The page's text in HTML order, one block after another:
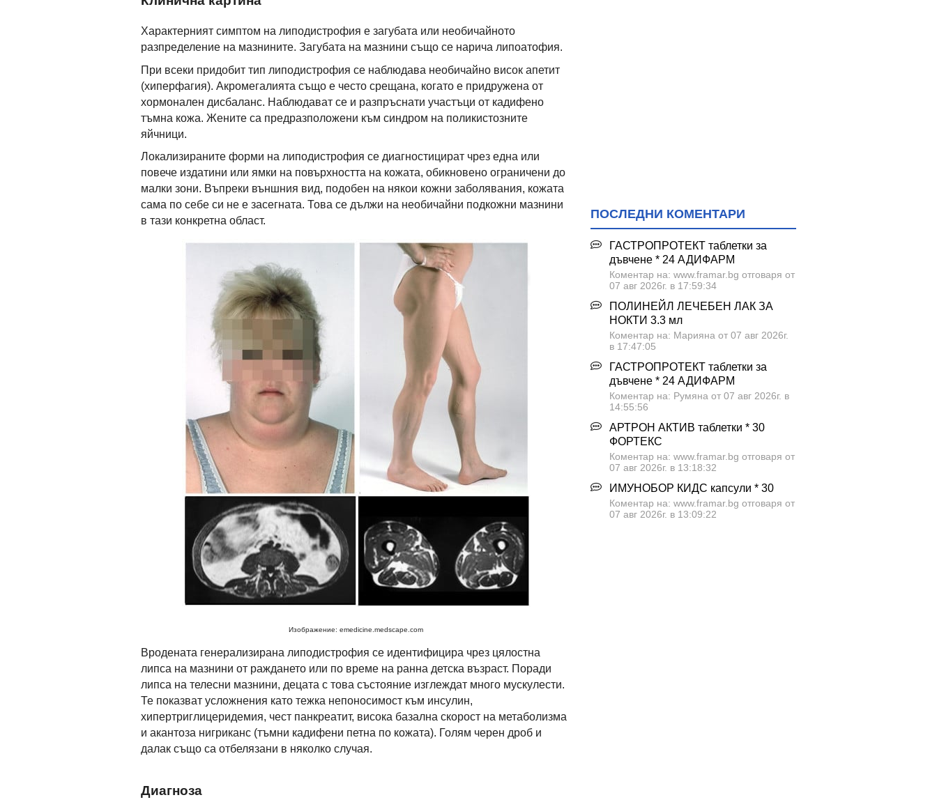
Характерният симптом на липодистрофия е загубата или необичайното
разпределение на мазнините. Загубата на мазнини също се нарича липоатофия.
При всеки придобит тип липодистрофия се наблюдава необичайно висок апетит
(хиперфагия). Акромегалията също е често срещана, когато е придружена от
хормонален дисбаланс. Наблюдават се и разпръснати участъци от кадифено
тъмна кожа. Жените са предразположени към синдром на поликистозните
яйчници.
Локализираните форми на липодистрофия се диагностицират чрез една или
повече издатини или ямки на повърхността на кожата, обикновено ограничени до
малки зони. Въпреки външния вид, подобен на някои кожни заболявания, кожата
сама по себе си не е засегната. Това се дължи на необичайни подкожни мазнини
в тази конкретна област.
Изображение: emedicine.medscape.com
Вродената генерализирана липодистрофия се идентифицира чрез цялостна
липса на мазнини от раждането или по време на ранна детска възраст. Поради
липса на телесни мазнини, децата с това състояние изглеждат много мускулести.
Те показват усложнения като тежка непоносимост към инсулин,
хипертриглицеридемия, чест панкреатит, висока базална скорост на метаболизма
и акантоза нигриканс (тъмни кадифени петна по кожата). Голям черен дроб и
далак също са отбелязани в няколко случая.
Диагноза
ПОСЛЕДНИ КОМЕНТАРИ
ГАСТРОПРОТЕКТ таблетки за
дъвчене * 24 АДИФАРМ
Коментар на: www.framar.bg отговаря от
07 авг 2026г. в 17:59:34
ПОЛИНЕЙЛ ЛЕЧЕБЕН ЛАК ЗА
НОКТИ 3.3 мл
Коментар на: Марияна от 07 авг 2026г.
в 17:47:05
ГАСТРОПРОТЕКТ таблетки за
дъвчене * 24 АДИФАРМ
Коментар на: Румяна от 07 авг 2026г. в
14:55:56
АРТРОН АКТИВ таблетки * 30
ФОРТЕКС
Коментар на: www.framar.bg отговаря от
07 авг 2026г. в 13:18:32
ИМУНОБОР КИДС капсули * 30
Коментар на: www.framar.bg отговаря от
07 авг 2026г. в 13:09:22